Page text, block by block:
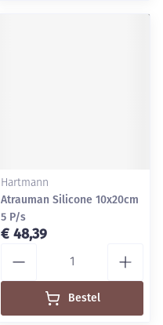
Hartmann
Atrauman Silicone 10x20cm
5 P/s
€ 48,39
Bestel